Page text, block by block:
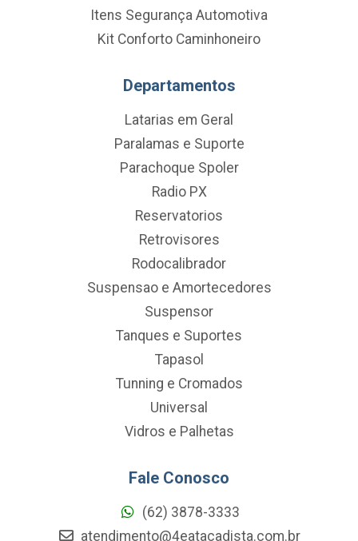
Itens Segurança Automotiva
Kit Conforto Caminhoneiro
Departamentos
Latarias em Geral
Paralamas e Suporte
Parachoque Spoler
Radio PX
Reservatorios
Retrovisores
Rodocalibrador
Suspensao e Amortecedores
Suspensor
Tanques e Suportes
Tapasol
Tunning e Cromados
Universal
Vidros e Palhetas
Fale Conosco
(62) 3878-3333
atendimento@4eatacadista.com.br